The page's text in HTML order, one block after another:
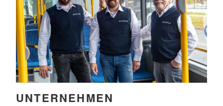
UNTERNEHMEN